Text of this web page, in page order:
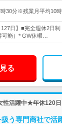
30分※残業月平均10
日】■完全週休2日
可能）* GW休暇…
る
性活躍中★年休120
う専門商社で活